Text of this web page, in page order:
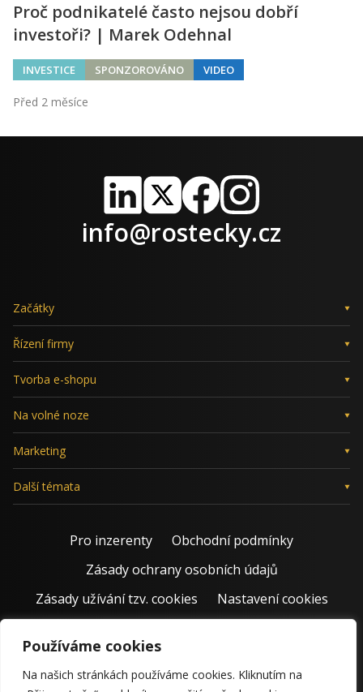
Používáme cookies
Na našich stránkách používáme cookies. Kliknutím na
Proč podnikatelé často nejsou dobří
investoři? | Marek Odehnal
INVESTICE SPONZOROVÁNO VIDEO
Před 2 měsíce
LinkedIn
X FacebookInstagram
info@rostecky.cz
Začátky
Řízení firmy
Tvorba e-shopu
Na volné noze
Marketing
Další témata
Pro inzerenty
Obchodní podmínky
Zásady ochrany osobních údajů
Zásady užívání tzv. cookies
Nastavení cookies